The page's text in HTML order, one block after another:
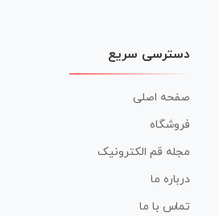
دسترسی سریع
صفحه اصلی
فروشگاه
مجله قم الکترونیک
درباره ما
تماس با ما